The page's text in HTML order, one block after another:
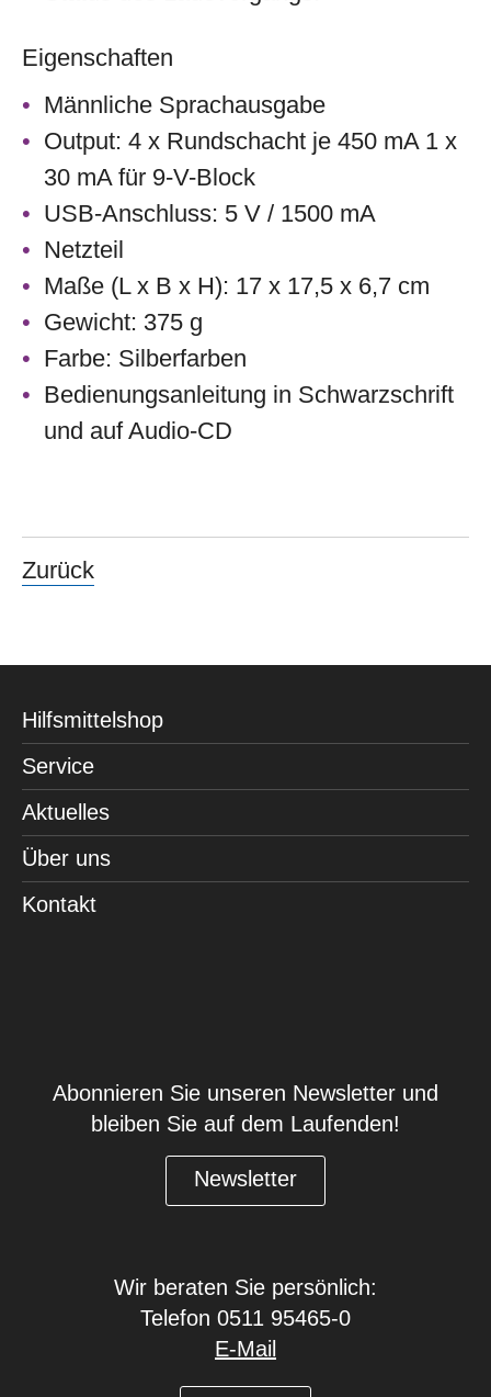
Eigenschaften
Männliche Sprachausgabe
Output: 4 x Rundschacht je 450 mA 1 x
30 mA für 9-V-Block
USB-Anschluss: 5 V / 1500 mA
Netzteil
Maße (L x B x H): 17 x 17,5 x 6,7 cm
Gewicht: 375 g
Farbe: Silberfarben
Bedienungsanleitung in Schwarzschrift
und auf Audio-CD
Zurück
Hilfsmittelshop
Service
Aktuelles
Über uns
Kontakt
Abonnieren Sie unseren Newsletter und
bleiben Sie auf dem Laufenden!
Newsletter
Wir beraten Sie persönlich:
Telefon 0511 95465-0
E-Mail